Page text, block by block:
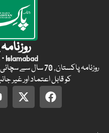
Islamabad
روزنامہ پاکستان, 70
کو قابل اعتماد اور غیر